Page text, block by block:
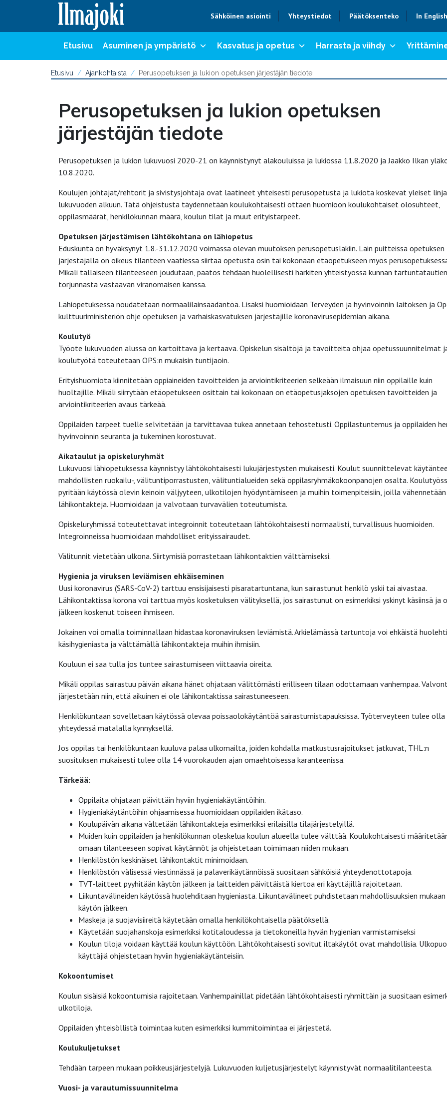
Sähköinen asiointi Yhteystiedot Päätöksenteko In English
Etusivu Asuminen ja ympäristö Kasvatus ja opetus Harrasta ja viihdy
Etusivu Ajankohtaista Perusopetuksen ja lukion opetuksen järjestäjän tiedote
Perusopetuksen ja lukion opetuksen
järjestäjän tiedote
Perusopetuksen ja lukion lukuvuosi 2020-21 on käynnistynyt alakouluissa ja lukiossa 11.8.2020 ja Jaakko Ilkan
10.8.2020.
Koulujen johtajat/rehtorit ja sivistysjohtaja ovat laatineet yhteisesti perusopetusta ja lukiota koskevat yleiset
lukuvuoden alkuun. Tätä ohjeistusta täydennetään koulukohtaisesti ottaen huomioon koulukohtaiset olosuhteet,
oppilasmäärät, henkilökunnan määrä, koulun tilat ja muut erityistarpeet.
Opetuksen järjestämisen lähtökohtana on lähiopetus
Eduskunta on hyväksynyt 1.8.-31.12.2020 voimassa olevan muutoksen perusopetuslakiin. Lain puitteissa opetuksen
järjestäjällä on oikeus tilanteen vaatiessa siirtää opetusta osin tai kokonaan etäopetukseen myös
Mikäli tällaiseen tilanteeseen joudutaan, päätös tehdään huolellisesti harkiten yhteistyössä kunnan tartuntatautien
torjunnasta vastaavan viranomaisen kanssa.
Lähiopetuksessa noudatetaan normaalilainsäädäntöä. Lisäksi huomioidaan Terveyden ja hyvinvoinnin laitoksen ja
kulttuuriministeriön ohje opetuksen ja varhaiskasvatuksen järjestäjille koronavirusepidemian aikana.
Koulutyö
Työote lukuvuoden alussa on kartoittava ja kertaava. Opiskelun sisältöjä ja tavoitteita ohjaa opetussuunnitelmat
koulutyötä toteutetaan OPS:n mukaisin tuntijaoin.
Erityishuomiota kiinnitetään oppiaineiden tavoitteiden ja arviointikriteerien selkeään ilmaisuun niin oppilaille kuin
huoltajille. Mikäli siirrytään etäopetukseen osittain tai kokonaan on etäopetusjaksojen opetuksen tavoitteiden ja
arviointikriteerien avaus tärkeää.
Oppilaiden tarpeet tuelle selvitetään ja tarvittavaa tukea annetaan tehostetusti. Oppilastuntemus ja oppilaiden
hyvinvoinnin seuranta ja tukeminen korostuvat.
Aikataulut ja opiskeluryhmät
Lukuvuosi lähiopetuksessa käynnistyy lähtökohtaisesti lukujärjestysten mukaisesti. Koulut suunnittelevat
mahdollisten ruokailu-, välituntiporrastusten, välituntialueiden sekä oppilasryhmäkokoonpanojen osalta.
pyritään käytössä olevin keinoin väljyyteen, ulkotilojen hyödyntämiseen ja muihin toimenpiteisiin, joilla vähennetään
lähikontakteja. Huomioidaan ja valvotaan turvavälien toteutumista.
Opiskeluryhmissä toteutettavat integroinnit toteutetaan lähtökohtaisesti normaalisti, turvallisuus huomioiden.
Integroinneissa huomioidaan mahdolliset erityissairaudet.
Välitunnit vietetään ulkona. Siirtymisiä porrastetaan lähikontaktien välttämiseksi.
Hygienia ja viruksen leviämisen ehkäiseminen
Uusi koronavirus (SARS-CoV-2) tarttuu ensisijaisesti pisaratartuntana, kun sairastunut henkilö yskii tai aivastaa.
Lähikontaktissa korona voi tarttua myös kosketuksen välityksellä, jos sairastunut on esimerkiksi yskinyt käsiinsä ja
jälkeen koskenut toiseen ihmiseen.
Jokainen voi omalla toiminnallaan hidastaa koronaviruksen leviämistä. Arkielämässä tartuntoja voi ehkäistä
käsihygieniasta ja välttämällä lähikontakteja muihin ihmisiin.
Kouluun ei saa tulla jos tuntee sairastumiseen viittaavia oireita.
Mikäli oppilas sairastuu päivän aikana hänet ohjataan välittömästi erilliseen tilaan odottamaan vanhempaa.
järjestetään niin, että aikuinen ei ole lähikontaktissa sairastuneeseen.
Henkilökuntaan sovelletaan käytössä olevaa poissaolokäytäntöä sairastumistapauksissa. Työterveyteen tulee olla
yhteydessä matalalla kynnyksellä.
Jos oppilas tai henkilökuntaan kuuluva palaa ulkomailta, joiden kohdalla matkustusrajoitukset jatkuvat, THL:n
suosituksen mukaisesti tulee olla 14 vuorokauden ajan omaehtoisessa karanteenissa.
Tärkeää:
Oppilaita ohjataan päivittäin hyviin hygieniakäytäntöihin.
Hygieniakäytäntöihin ohjaamisessa huomioidaan oppilaiden ikätaso.
Koulupäivän aikana vältetään lähikontakteja esimerkiksi erilaisilla tilajärjestelyillä.
Muiden kuin oppilaiden ja henkilökunnan oleskelua koulun alueella tulee välttää. Koulukohtaisesti
omaan tilanteeseen sopivat käytännöt ja ohjeistetaan toimimaan niiden mukaan.
Henkilöstön keskinäiset lähikontaktit minimoidaan.
Henkilöstön välisessä viestinnässä ja palaverikäytännöissä suositaan sähköisiä yhteydenottotapoja.
TVT-laitteet pyyhitään käytön jälkeen ja laitteiden päivittäistä kiertoa eri käyttäjillä rajoitetaan.
Liikuntavälineiden käytössä huolehditaan hygieniasta. Liikuntavälineet puhdistetaan mahdollisuuksien mukaan
käytön jälkeen.
Maskeja ja suojavisiireitä käytetään omalla henkilökohtaisella päätöksellä.
Käytetään suojahanskoja esimerkiksi kotitaloudessa ja tietokoneilla hyvän hygienian varmistamiseksi
Koulun tiloja voidaan käyttää koulun käyttöön. Lähtökohtaisesti sovitut iltakäytöt ovat mahdollisia.
käyttäjiä ohjeistetaan hyviin hygieniakäytänteisiin.
Kokoontumiset
Koulun sisäisiä kokoontumisia rajoitetaan. Vanhempainillat pidetään lähtökohtaisesti ryhmittäin ja suositaan
ulkotiloja.
Oppilaiden yhteisöllistä toimintaa kuten esimerkiksi kummitoimintaa ei järjestetä.
Koulukuljetukset
Tehdään tarpeen mukaan poikkeusjärjestelyjä. Lukuvuoden kuljetusjärjestelyt käynnistyvät normaalitilanteesta.
Vuosi- ja varautumissuunnitelma